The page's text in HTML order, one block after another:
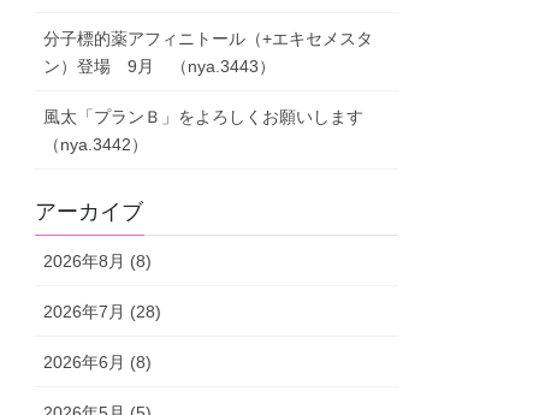
分子標的薬アフィニトール（+エキセメスタ
ン）登場 9月 （nya.3443）
風太「プランＢ」をよろしくお願いします
（nya.3442）
アーカイブ
2026年8月 (8)
2026年7月 (28)
2026年6月 (8)